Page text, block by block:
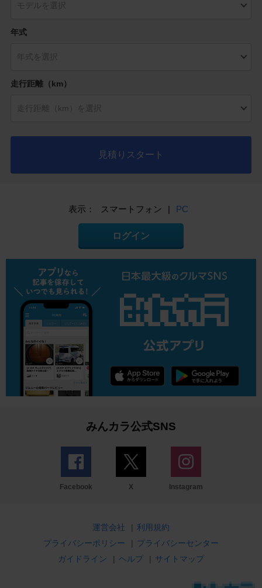
年式
走行距離（km）
見積りスタート
表示： スマートフォン | PC
ログイン
みんカラ公式SNS
Facebook X Instagram
運営会社 | 利用規約
プライバシーポリシー
| プライバシーセンター
ガイドライン
| ヘルプ | サイトマップ